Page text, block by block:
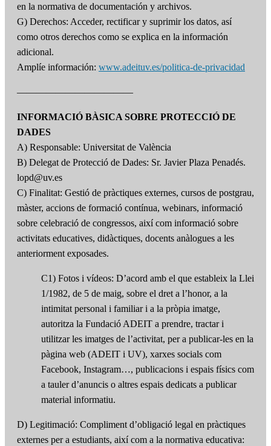
en la normativa de documentación y archivos.
G) Derechos: Acceder, rectificar y suprimir los datos, así
como otros derechos como se explica en la información
adicional.
Amplíe información: www.adeituv.es/politica-de-privacidad
————————————
INFORMACIÓ BÀSICA SOBRE PROTECCIÓ DE
DADES
A) Responsable: Universitat de València
B) Delegat de Protecció de Dades: Sr. Javier Plaza Penadés.
lopd@uv.es
C) Finalitat: Gestió de pràctiques externes, cursos de postgrau,
màster, accions de formació contínua, webinars, informació
sobre celebració de congressos, així com informació sobre
activitats educatives, didàctiques, docents anàlogues a les
anteriorment exposades.
C1) Fotos i vídeos: D’acord amb el que estableix la Llei
1/1982, de 5 de maig, sobre el dret a l’honor, a la
intimitat personal i familiar i a la pròpia imatge,
autoritza la Fundació ADEIT a prendre, tractar i
utilitzar les imatges de l’activitat, per a publicar-les en la
pàgina web (ADEIT i UV), xarxes socials com
Facebook, Instagram…, publicacions i espais físics com
a tauler d’anuncis o altres espais dedicats a publicar
material informatiu.
D) Legitimació: Compliment d’obligació legal en pràctiques
externes per a estudiants, així com a la normativa educativa: